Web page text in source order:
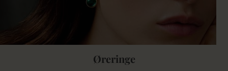
Øreringe